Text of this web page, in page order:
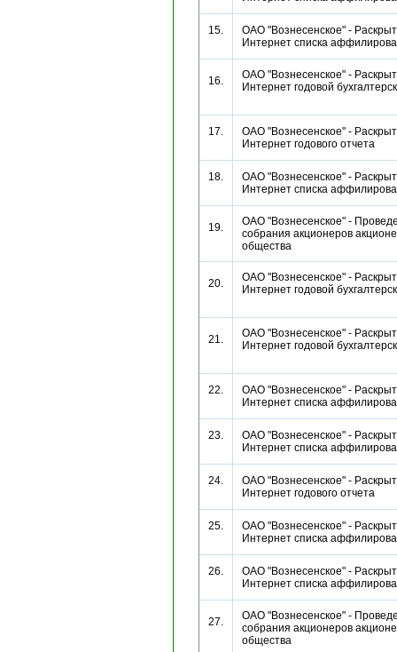
15.
ОАО "Вознесенское" -
Интернет списка
16.
ОАО "Вознесенское" -
Интернет годовой
17.
ОАО "Вознесенское" -
Интернет годового отчета
18.
ОАО "Вознесенское" -
Интернет списка
19.
ОАО "Вознесенское" -
собрания акционеров
общества
20.
ОАО "Вознесенское" -
Интернет годовой
21.
ОАО "Вознесенское" -
Интернет годовой
22.
ОАО "Вознесенское" -
Интернет списка
23.
ОАО "Вознесенское" -
Интернет списка
24.
ОАО "Вознесенское" -
Интернет годового отчета
25.
ОАО "Вознесенское" -
Интернет списка
26.
ОАО "Вознесенское" -
Интернет списка
27.
ОАО "Вознесенское" -
собрания акционеров
общества